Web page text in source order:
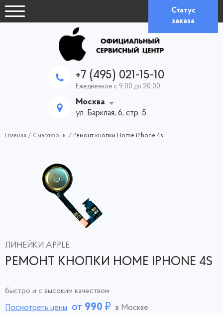
Статус
заказа
+7 (495) 021-15-10
Ежедневное с 9:00 до 20:00
Москва
ул. Барклая, 6, стр. 5
Главная / Смартфоны / Ремонт кнопки Home iPhone 4s
ЛИНЕЙКИ APPLE
РЕМОНТ КНОПКИ HOME IPHONE 4S
быстро и с высоким качеством
Посмотреть цены от 990 ₽ в Москве